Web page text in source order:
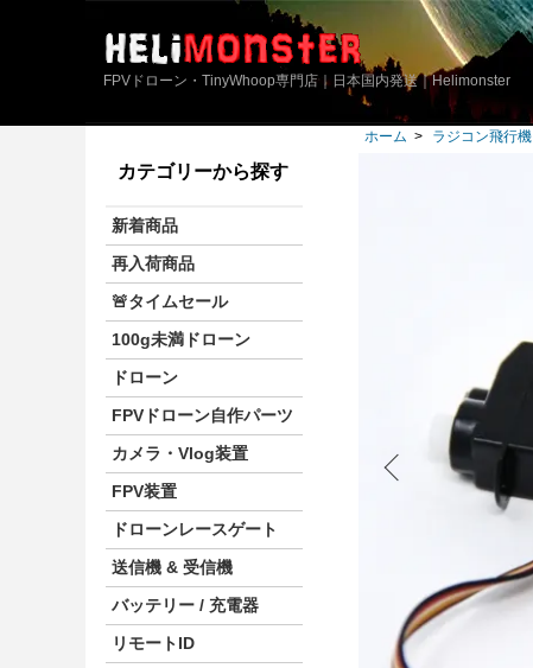
FPVドローン・TinyWhoop専門店｜日本国内発送｜Helimonster
ホーム > ラジコン飛行機
カテゴリーから探す
新着商品
再入荷商品
🚨タイムセール
100g未満ドローン
ドローン
FPVドローン自作パーツ
カメラ・Vlog装置
FPV装置
ドローンレースゲート
送信機 & 受信機
バッテリー / 充電器
リモートID